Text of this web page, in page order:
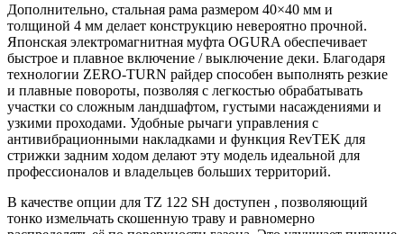
Дополнительно, стальная рама размером 40×40 мм и
толщиной 4 мм делает конструкцию невероятно прочной.
Японская электромагнитная муфта OGURA обеспечивает
быстрое и плавное включение / выключение деки. Благодаря
технологии ZERO-TURN райдер способен выполнять резкие
и плавные повороты, позволяя с легкостью обрабатывать
участки со сложным ландшафтом, густыми насаждениями и
узкими проходами. Удобные рычаги управления с
антивибрационными накладками и функция RevTEK для
стрижки задним ходом делают эту модель идеальной для
профессионалов и владельцев больших территорий.
В качестве опции для TZ 122 SH доступен , позволяющий
тонко измельчать скошенную траву и равномерно